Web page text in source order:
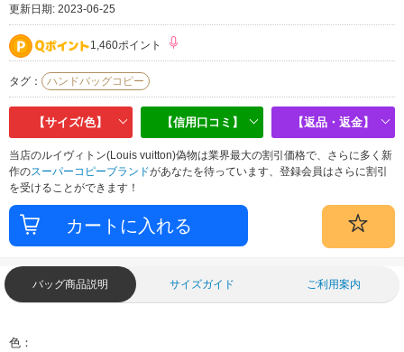
更新日期: 2023-06-25
1,460ポイント
タグ： ハンドバッグコピー
【サイズ/色】 【信用口コミ】 【返品・返金】
当店のルイヴィトン(Louis vuitton)偽物は業界最大の割引価格で、さらに多く新
作のスーパーコピーブランドがあなたを待っています、登録会員はさらに割引
を受けることができます！
バッグ商品説明 サイズガイド ご利用案内
色：